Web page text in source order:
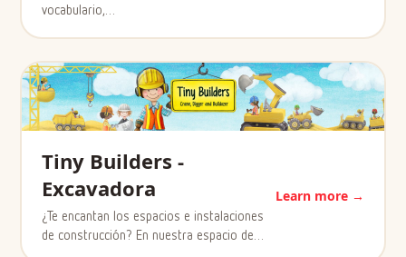
vocabulario,…
Tiny Builders -
Excavadora
¿Te encantan los espacios e instalaciones
de construcción? En nuestra espacio de…
Learn more →